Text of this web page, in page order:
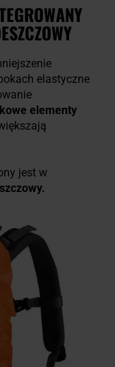
elastyczne
elementy
jest w